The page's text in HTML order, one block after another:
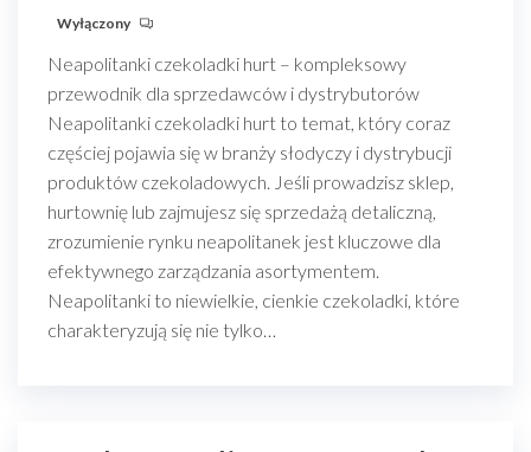
Wyłączony
Neapolitanki czekoladki hurt – kompleksowy
przewodnik dla sprzedawców i dystrybutorów
Neapolitanki czekoladki hurt to temat, który coraz
częściej pojawia się w branży słodyczy i dystrybucji
produktów czekoladowych. Jeśli prowadzisz sklep,
hurtownię lub zajmujesz się sprzedażą detaliczną,
zrozumienie rynku neapolitanek jest kluczowe dla
efektywnego zarządzania asortymentem.
Neapolitanki to niewielkie, cienkie czekoladki, które
charakteryzują się nie tylko…